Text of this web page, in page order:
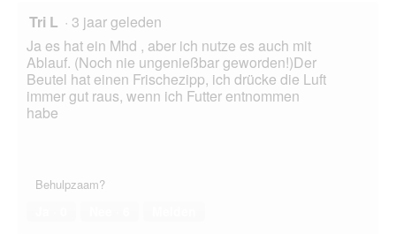
Tri L · 3 jaar geleden
Ja es hat ein Mhd , aber ich nutze es auch mit
Ablauf. (Noch nie ungenießbar geworden!)Der
Beutel hat einen Frischezipp, ich drücke die Luft
immer gut raus, wenn ich Futter entnommen
habe
Behulpzaam?